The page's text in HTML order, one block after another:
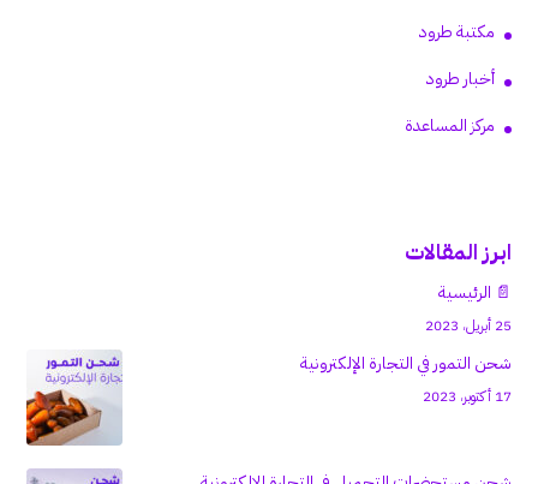
مكتبة طرود
أخبار طرود
مركز المساعدة
ابرز المقالات
📄 الرئيسية
25 أبريل، 2023
شحن التمور في التجارة الإلكترونية
17 أكتوبر، 2023